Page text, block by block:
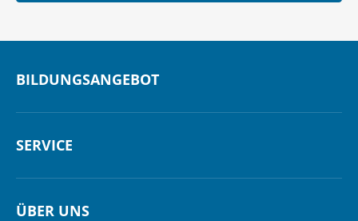
BILDUNGSANGEBOT
SERVICE
ÜBER UNS